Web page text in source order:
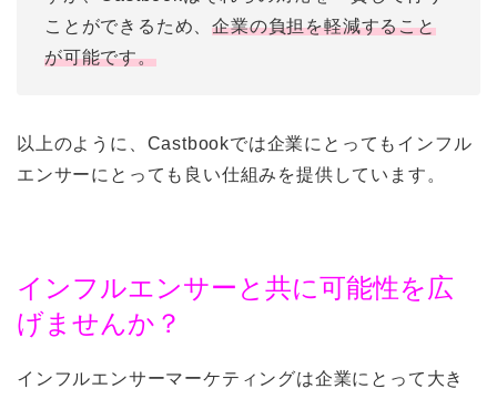
ことができるため、企業の負担を軽減すること
が可能です。
以上のように、Castbookでは企業にとってもインフル
エンサーにとっても良い仕組みを提供しています。
インフルエンサーと共に可能性を広
げませんか？
インフルエンサーマーケティングは企業にとって大き